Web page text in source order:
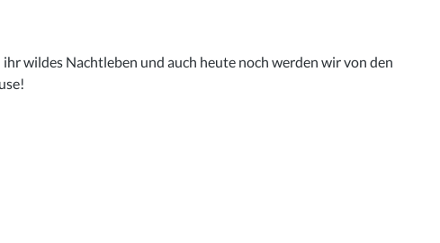
wildes Nachtleben und auch heute noch werden wir von den